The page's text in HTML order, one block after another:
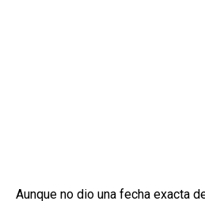
Aunque no dio una fecha exacta